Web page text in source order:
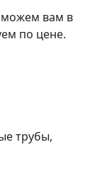
вам в
по цене.
трубы,